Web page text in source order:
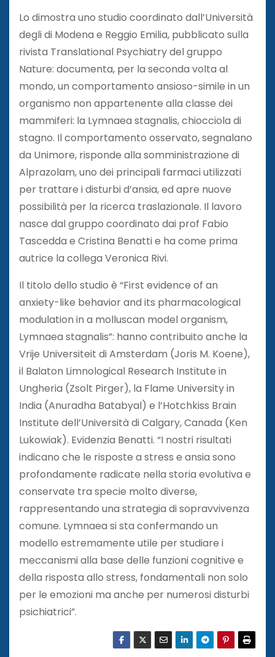
Lo dimostra uno studio coordinato dall’Università
degli di Modena e Reggio Emilia, pubblicato sulla
rivista Translational Psychiatry del gruppo
Nature: documenta, per la seconda volta al
mondo, un comportamento ansioso-simile in un
organismo non appartenente alla classe dei
mammiferi: la Lymnaea stagnalis, chiocciola di
stagno. Il comportamento osservato, segnalano
da Unimore, risponde alla somministrazione di
Alprazolam, uno dei principali farmaci utilizzati
per trattare i disturbi d’ansia, ed apre nuove
possibilità per la ricerca traslazionale. Il lavoro
nasce dal gruppo coordinato dai prof Fabio
Tascedda e Cristina Benatti e ha come prima
autrice la collega Veronica Rivi.
Il titolo dello studio è “First evidence of an
anxiety-like behavior and its pharmacological
modulation in a molluscan model organism,
Lymnaea stagnalis”: hanno contribuito anche la
Vrije Universiteit di Amsterdam (Joris M. Koene),
il Balaton Limnological Research Institute in
Ungheria (Zsolt Pirger), la Flame University in
India (Anuradha Batabyal) e l’Hotchkiss Brain
Institute dell’Università di Calgary, Canada (Ken
Lukowiak). Evidenzia Benatti. “I nostri risultati
indicano che le risposte a stress e ansia sono
profondamente radicate nella storia evolutiva e
conservate tra specie molto diverse,
rappresentando una strategia di sopravvivenza
comune. Lymnaea si sta confermando un
modello estremamente utile per studiare i
meccanismi alla base delle funzioni cognitive e
della risposta allo stress, fondamentali non solo
per le emozioni ma anche per numerosi disturbi
psichiatrici”.